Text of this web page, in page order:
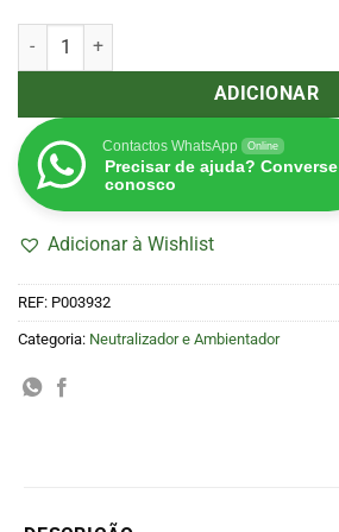
Quantidade de Ona Gel FL 20Kg
ADICIONAR
Contactos WhatsApp Online
Precisar de ajuda? Converse
conosco
Adicionar à Wishlist
REF: P003932
Categoria: Neutralizador e Ambientador